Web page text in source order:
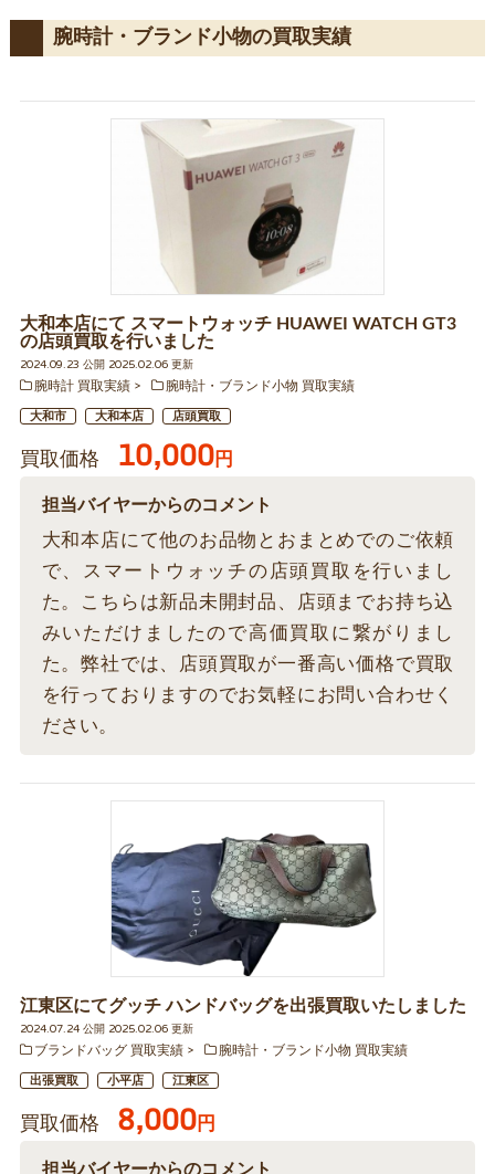
腕時計・ブランド小物の買取実績
大和本店にて スマートウォッチ HUAWEI WATCH GT3
の店頭買取を行いました
2024.09.23 公開 2025.02.06 更新
腕時計 買取実績
腕時計・ブランド小物 買取実績
大和市 大和本店 店頭買取
買取価格 10,000円
担当バイヤーからのコメント
大和本店にて他のお品物とおまとめでのご依頼
で、スマートウォッチの店頭買取を行いまし
た。こちらは新品未開封品、店頭までお持ち込
みいただけましたので高価買取に繋がりまし
た。弊社では、店頭買取が一番高い価格で買取
を行っておりますのでお気軽にお問い合わせく
ださい。
江東区にてグッチ ハンドバッグを出張買取いたしました
2024.07.24 公開 2025.02.06 更新
ブランドバッグ 買取実績
腕時計・ブランド小物 買取実績
出張買取 小平店 江東区
買取価格 8,000円
担当バイヤーからのコメント